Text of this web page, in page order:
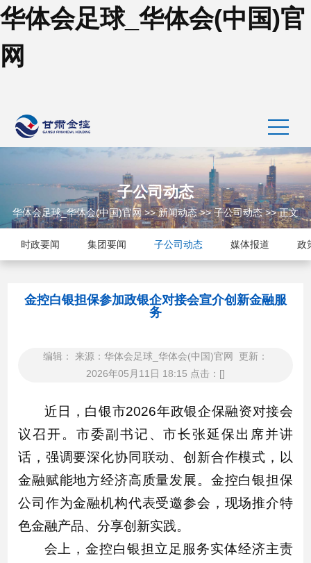
华体会足球_华体会(中国)官
网
子公司动态
华体会足球_华体会(中国)官网>>新闻动态>>子公司动态>> 正文
时政要闻 集团要闻 子公司动态 媒体报道 政
金控白银担保参加政银企对接会宣介创新金融服
务
编辑： 来源：华体会足球_华体会(中国)官网 更新：
2026年05月11日 18:15 点击：[]
近日，白银市2026年政银企保融资对接会
议召开。市委副书记、市长张延保出席并讲
话，强调要深化协同联动、创新合作模式，以
金融赋能地方经济高质量发展。金控白银担保
公司作为金融机构代表受邀参会，现场推介特
色金融产品、分享创新实践。
会上，金控白银担立足服务实体经济主责